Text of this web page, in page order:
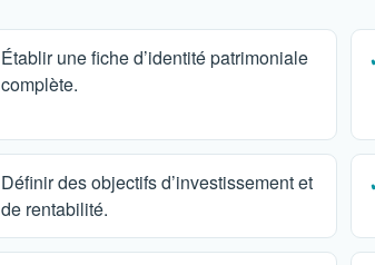
Établir une fiche d’identité patrimoniale
complète.
Définir des objectifs d’investissement et
de rentabilité.